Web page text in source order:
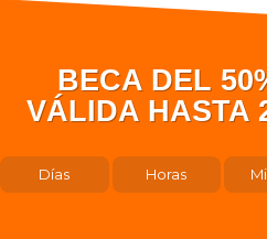
BECA DEL
VÁLIDA HASTA
Días Horas